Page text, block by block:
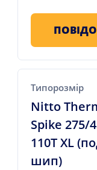
Типорозмір
Nitto
Spike 275/
110T XL
шип)